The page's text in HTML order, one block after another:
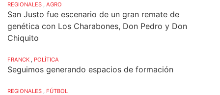
REGIONALES , AGRO
San Justo fue escenario de un gran remate de
genética con Los Charabones, Don Pedro y Don
Chiquito
FRANCK , POLÍTICA
Seguimos generando espacios de formación
REGIONALES , FÚTBOL